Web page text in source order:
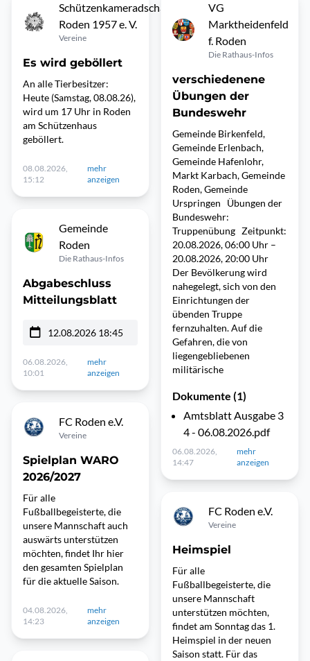
Schützenkameradschaft
Roden 1957 e. V.
Vereine
Es wird geböllert
An alle Tierbesitzer:
Heute (Samstag, 08.08.26),
wird um 17 Uhr in Roden
am Schützenhaus
geböllert.
08.08.2026,
15:12
mehr
anzeigen
Gemeinde
Roden
Die Rathaus-Infos
Abgabeschluss
Mitteilungsblatt
12.08.2026 18:45
06.08.2026,
10:01
mehr
anzeigen
FC Roden e.V.
Vereine
Spielplan WARO
2026/2027
Für alle
Fußballbegeisterte, die
unsere Mannschaft auch
auswärts unterstützen
möchten, findet Ihr hier
den gesamten Spielplan
für die aktuelle Saison.
04.08.2026,
14:23
mehr
anzeigen
VG
Marktheidenfeld
f. Roden
Die Rathaus-Infos
verschiedenene
Übungen der
Bundeswehr
Gemeinde Birkenfeld,
Gemeinde Erlenbach,
Gemeinde Hafenlohr,
Markt Karbach, Gemeinde
Roden, Gemeinde
Urspringen Übungen der
Bundeswehr:
Truppenübung Zeitpunkt:
20.08.2026, 06:00 Uhr –
20.08.2026, 20:00 Uhr
Der Bevölkerung wird
nahegelegt, sich von den
Einrichtungen der
übenden Truppe
fernzuhalten. Auf die
Gefahren, die von
liegengebliebenen
militärische
Dokumente (1)
Amtsblatt Ausgabe 3
4 - 06.08.2026.pdf
06.08.2026,
14:47
mehr
anzeigen
FC Roden e.V.
Vereine
Heimspiel
Für alle
Fußballbegeisterte, die
unsere Mannschaft
unterstützen möchten,
findet am Sonntag das 1.
Heimspiel in der neuen
Saison statt. Für das